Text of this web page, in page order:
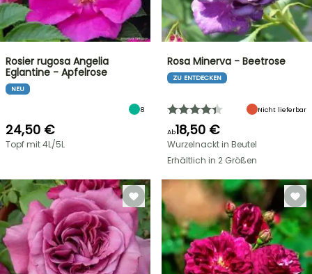
Rosier rugosa Angelia
Eglantine - Apfelrose
NEU
8
24,50 €
Topf mit 4L/5L
Rosa Minerva - Beetrose
ZU ENTDECKEN
Nicht lieferbar
Ab18,50 €
Wurzelnackt in Beutel
Erhältlich in 2 Größen